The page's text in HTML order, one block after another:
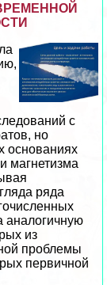
с
но
основаниях
магнетизма
ряда
аналогичную
из
проблемы
первичной